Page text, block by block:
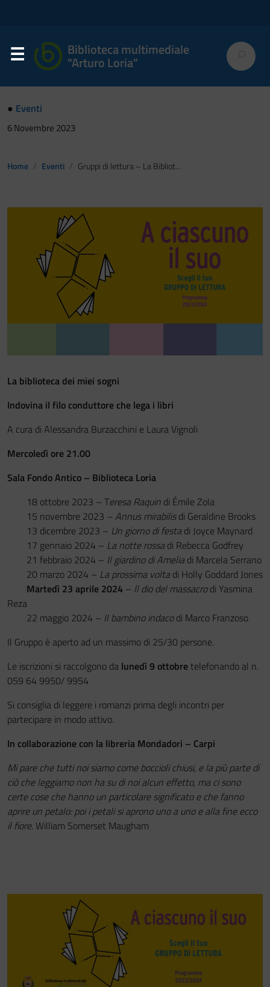
Biblioteca multimediale
"Arturo Loria"
Festa del Racconto
IL CASTELLO DEI RAGAZZI
● Eventi
6 Novembre 2023
Home Eventi Gruppi di lettura – La Biblioteca dei Miei Sogni
La biblioteca dei miei sogni
Indovina il filo conduttore che lega i libri
A cura di Alessandra Burzacchini e Laura Vignoli
Mercoledì ore 21.00
Sala Fondo Antico – Biblioteca Loria
18 ottobre 2023 – Teresa Raquin di Émile Zola
15 novembre 2023 – Annus mirabilisdi Geraldine Brooks
13 dicembre 2023 – Un giorno di festa di Joyce Maynard
17 gennaio 2024 – La notte rossa di Rebecca Godfrey
21 febbraio 2024 – Il giardino di Amelia di Marcela Serrano
20 marzo 2024 – La prossima volta di Holly Goddard Jones
Martedì 23 aprile 2024 – ll dio del massacrodi Yasmina
Reza
22 maggio 2024 – Il bambino indacodi Marco Franzoso
Il Gruppo è aperto ad un massimo di 25/30 persone.
Le iscrizioni si raccolgono da lunedì 9 ottobretelefonando al n.
059 64 9950/ 9954
Si consiglia di leggere i romanzi prima degli incontri per
partecipare in modo attivo.
In collaborazione con la libreria Mondadori – Carpi
Mi pare che tutti noi siamo come boccioli chiusi, e la più parte di
ciò che leggiamo non ha su di noi alcun effetto, ma ci sono
certe cose che hanno un particolare significato e che fanno
aprire un petalo: poi i petali si aprono uno a uno e alla fine ecco
il fiore. William Somerset Maugham